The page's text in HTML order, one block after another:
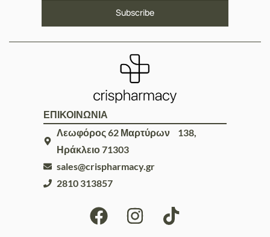
ΕΠΙΚΟΙΝΩΝΙΑ
Λεωφόρος 62 Μαρτύρων 138,
Ηράκλειο 71303
sales@crispharmacy.gr
2810 313857